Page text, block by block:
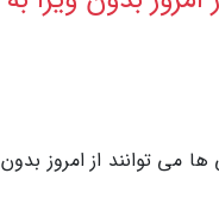
می توانند از امروز بدون